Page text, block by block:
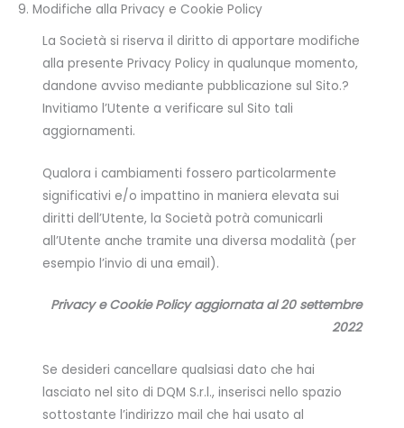
9. Modifiche alla Privacy e Cookie Policy
La Società si riserva il diritto di apportare modifiche
alla presente Privacy Policy in qualunque momento,
dandone avviso mediante pubblicazione sul Sito.?
Invitiamo l’Utente a verificare sul Sito tali
aggiornamenti.
Qualora i cambiamenti fossero particolarmente
significativi e/o impattino in maniera elevata sui
diritti dell’Utente, la Società potrà comunicarli
all’Utente anche tramite una diversa modalità (per
esempio l’invio di una email).
Privacy e Cookie Policy aggiornata al 20 settembre
2022
Se desideri cancellare qualsiasi dato che hai
lasciato nel sito di DQM S.r.l., inserisci nello spazio
sottostante l’indirizzo mail che hai usato al